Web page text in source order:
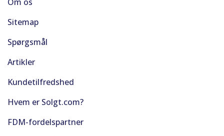
Sitemap
Spørgsmål
Artikler
Kundetilfredshed
Hvem er Solgt.com?
FDM-fordelspartner